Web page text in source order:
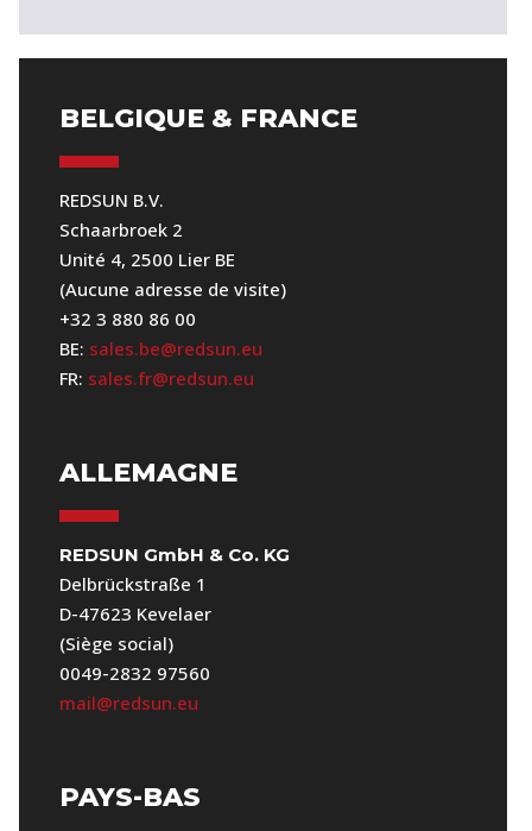
BELGIQUE & FRANCE
REDSUN B.V.
Schaarbroek 2
Unité 4, 2500 Lier BE
(Aucune adresse de visite)
+32 3 880 86 00
BE: sales.be@redsun.eu
FR: sales.fr@redsun.eu
ALLEMAGNE
REDSUN GmbH & Co. KG
Delbrückstraße 1
D-47623 Kevelaer
(Siège social)
0049-2832 97560
mail@redsun.eu
PAYS-BAS